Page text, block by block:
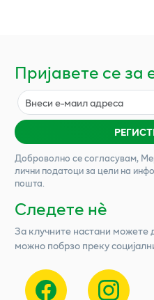
Пријавете се за
Доброволно се согласувам,
лични податоци за цели на
пошта.
Следете нѐ
За клучните настани
можно побрзо преку